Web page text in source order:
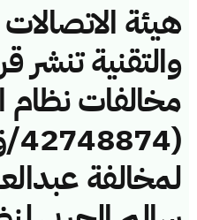
هيئة
والتقنية تنشر
مخالفات نظام
لمخالفة